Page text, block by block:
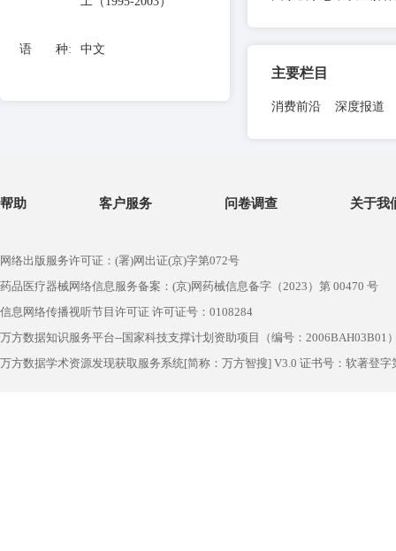
语 种: 中文
主要栏目
消费前沿 深度报
帮助 客户服务 问卷调查 关于我
网络出版服务许可证：(署)网出证(京)字第072号
药品医疗器械网络信息服务备案：(京)网药械信息备字（2023）第 00470 号
信息网络传播视听节目许可证 许可证号：0108284
万方数据知识服务平台--国家科技支撑计划资助项目（编号：2006BAH03B01
万方数据学术资源发现获取服务系统[简称：万方智搜] V3.0 证书号：软著登字